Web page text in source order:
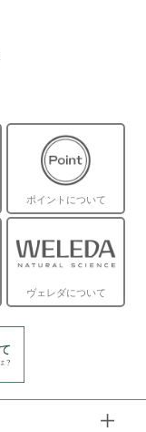
ポイントについて
ヴェレダについて